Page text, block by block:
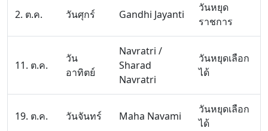
2. ต.ค. วันศุกร์ Gandhi Jayanti
วันหยุด
ราชการ
11. ต.ค.
วัน
อาทิตย์
Navratri /
Sharad
Navratri
วันหยุดเลือก
ได้
19. ต.ค. วันจันทร์ Maha Navami
วันหยุดเลือก
ได้